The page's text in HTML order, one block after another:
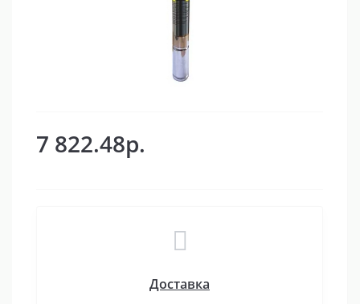
7 822.48р.
Доставка